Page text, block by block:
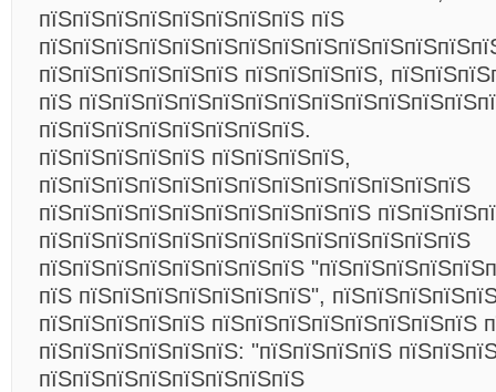
пїЅпїЅпїЅпїЅпїЅпїЅпїЅпїЅ пїЅ
пїЅпїЅпїЅпїЅпїЅпїЅ пїЅпїЅпїЅпїЅ,
пїЅ
пїЅпїЅпїЅпїЅпїЅпїЅпїЅпїЅ.
пїЅпїЅпїЅпїЅпїЅ пїЅпїЅпїЅпїЅ,
пїЅпїЅпїЅпїЅпїЅпїЅпїЅпїЅпїЅпїЅпїЅпїЅпїЅ
пїЅпїЅпїЅпїЅпїЅпїЅпїЅпїЅпїЅпїЅ
пїЅпїЅпїЅпїЅпїЅпїЅпїЅпїЅпїЅпїЅпїЅпїЅпїЅ
пїЅпїЅпїЅпїЅпїЅпїЅпїЅпїЅ
пїЅ пїЅпїЅпїЅпїЅпїЅпїЅпїЅ",
пїЅпїЅпїЅпїЅпїЅ пїЅпїЅпїЅпїЅпїЅпїЅпїЅпїЅ
пїЅпїЅпїЅпїЅпїЅпїЅ: "пїЅпїЅпїЅпїЅ
пїЅпїЅпїЅпїЅпїЅпїЅпїЅпїЅ